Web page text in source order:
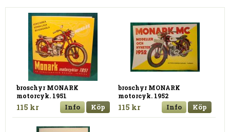
broschyr MONARK
motorcyk. 1951
115 kr Info Köp
broschyr MONARK
motorcyk. 1952
115 kr Info Köp